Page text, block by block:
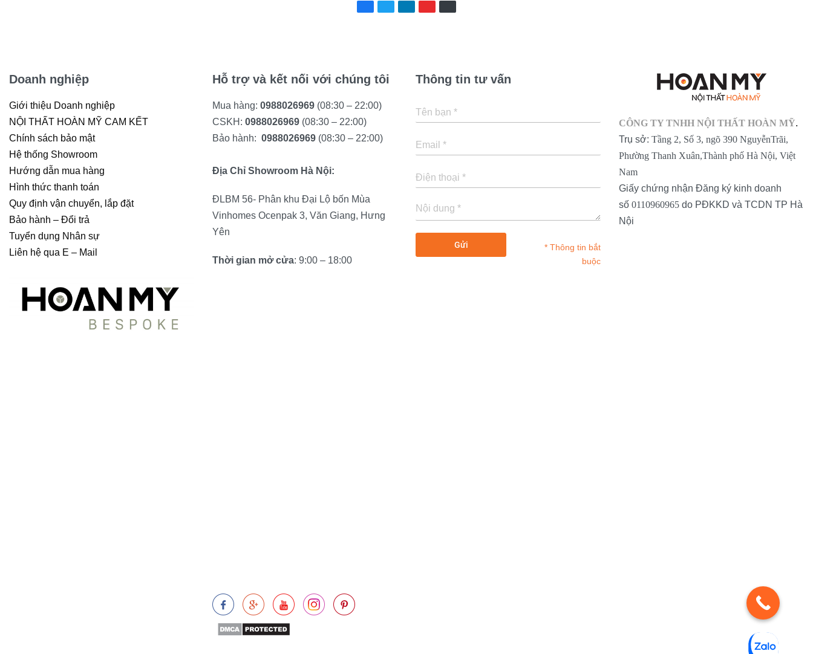
Doanh nghiệp
Giới thiệu Doanh nghiệp
NỘI THẤT HOÀN MỸ CAM KẾT
Chính sách bảo mật
Hệ thống Showroom
Hướng dẫn mua hàng
Hình thức thanh toán
Quy định vận chuyển, lắp đặt
Bảo hành – Đổi trả
Tuyển dụng Nhân sự
Liên hệ qua E – Mail
Hỗ trợ và kết nối với chúng tôi
Mua hàng: 0988026969 (08:30 – 22:00)
CSKH: 0988026969 (08:30 – 22:00)
Bảo hành: 0988026969 (08:30 – 22:00)
Địa Chỉ Showroom Hà Nội:
ĐLBM 56- Phân khu Đại Lộ bốn Mùa
Vinhomes Ocenpak 3, Văn Giang, Hưng
Yên
Thời gian mở cửa: 9:00 – 18:00
Thông tin tư vấn
* Thông tin bắt
buộc
CÔNG TY TNHH NỘI THẤT HOÀN MỸ.
Trụ sở: Tầng 2, Số 3, ngõ 390 NguyễnTrãi,
Phường Thanh Xuân,Thành phố Hà Nội, Việt
Nam
Giấy chứng nhận Đăng ký kinh doanh
số 0110960965 do PĐKKD và TCDN TP Hà
Nội